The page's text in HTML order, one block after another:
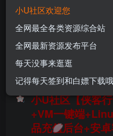
键端+Linux学习手工
+安卓客户端+语音视
U酱！
1年前更新
小U社区【侠客
+VM一键端
品充值后台+安
小U社区欢迎您
全网最全各类资源综合站
全网最新资源发布平台
每天没事来逛逛
记得每天签到和白嫖下载哦